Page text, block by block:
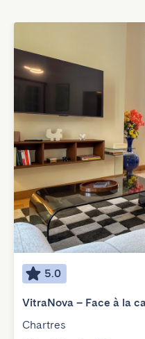
5.0
VitraNova – Face à la
Chartres